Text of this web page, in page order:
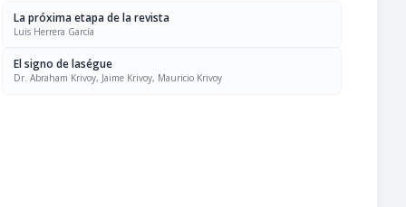
La próxima etapa de la revista
Luis Herrera García
El signo de laségue
Dr. Abraham Krivoy, Jaime Krivoy, Mauricio Krivoy